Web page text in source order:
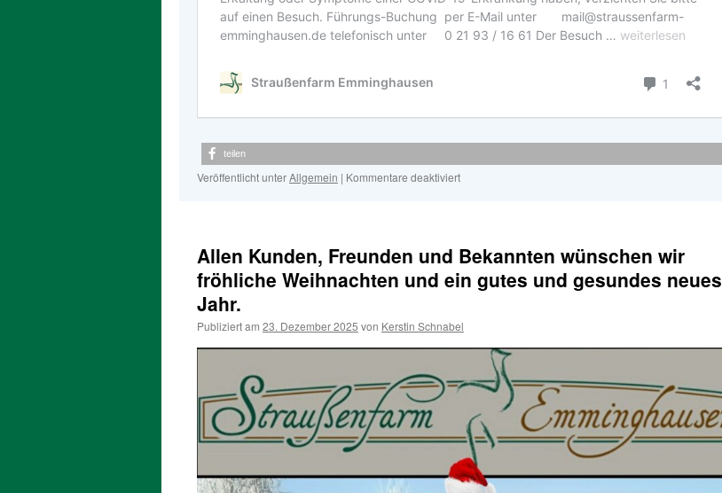
teilen
Veröffentlicht unterAllgemein | Kommentare deaktiviertfür
und
sonntags
für
da
Allen Kunden, Freunden und Bekannten wünschen wir
fröhliche Weihnachten und ein gutes und gesundes neues
Jahr.
Publiziert am 23. Dezember 2025 von Kerstin Schnabel